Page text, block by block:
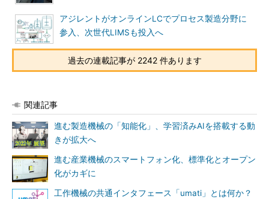
アジレントがオンラインLCでプロセス製造分野に
参入、次世代LIMSも投入へ
過去の連載記事が 2242 件あります
関連記事
進む製造機械の「知能化」、学習済みAIを搭載する動
きが拡大へ
進む産業機械のスマートフォン化、標準化とオープン
化がカギに
工作機械の共通インタフェース「umati」とは何か？